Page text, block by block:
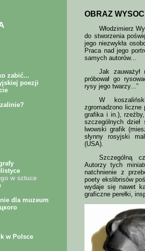
OBRAZ
Włodzimierz
do stworzenia
jego niezwykła
Praca nad jego
samych autorów...
Jak zauważył
próbował go
rysy jego twarzy...”
W
zgromadzono liczne
grafika i in.),
szczególnych
lwowski grafik
słynny rosyjski
(USA).
Szczególną
Autorzy tych
natchnienie z
poety ekslibrisów
wydaje się nawet
graficzne perełki,